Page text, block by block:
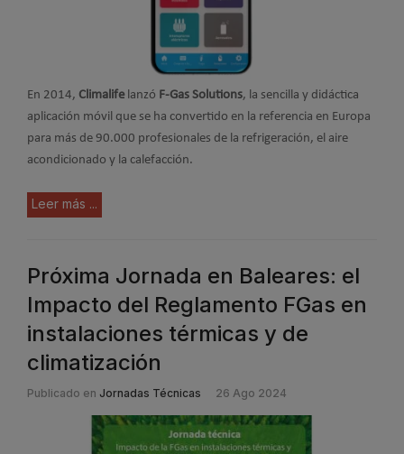
En 2014, Climalifelanzó F-Gas Solutions, la sencilla y didáctica
aplicación móvil que se ha convertido en la referencia en Europa
para más de 90.000 profesionales de la refrigeración, el aire
acondicionado y la calefacción.
Leer más ...
Próxima Jornada en Baleares: el
Impacto del Reglamento FGas en
instalaciones térmicas y de
climatización
Publicado en Jornadas Técnicas 26 Ago 2024